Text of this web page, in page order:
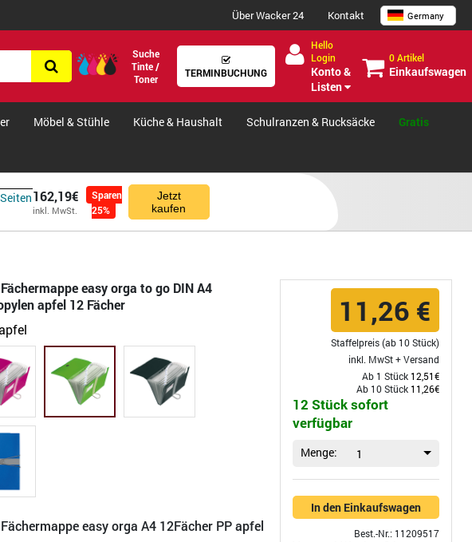
Über Wacker 24 Kontakt Germany
Suche
Tinte /
Toner
TERMINBUCHUNG
Hello
Login
Konto &
Listen
0 Artikel
Einkaufswagen
Möbel & Stühle Küche & Haushalt Schulranzen & Rucksäcke Gratis
162,19€
inkl. MwSt.
Sparen
25%
Jetzt
kaufen
easy orga to go DIN A4
apfel 12 Fächer
easy orga A4 12Fächer PP apfel
11,26 €
Staffelpreis (ab 10 Stück)
inkl. MwSt +Versand
Ab 1 Stück 12,51€
Ab 10 Stück 11,26€
12 Stück sofort
verfügbar
Menge: 1
In den Einkaufswagen
Best.-Nr.: 11209517